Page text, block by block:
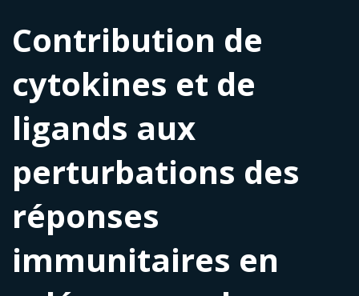
Contribution de
cytokines et de
ligands aux
perturbations des
réponses
immunitaires en